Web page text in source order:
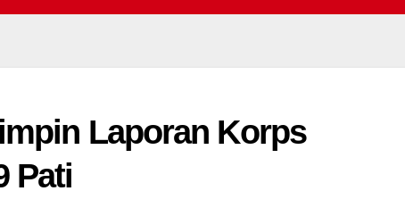
Laporan Korps
Pati